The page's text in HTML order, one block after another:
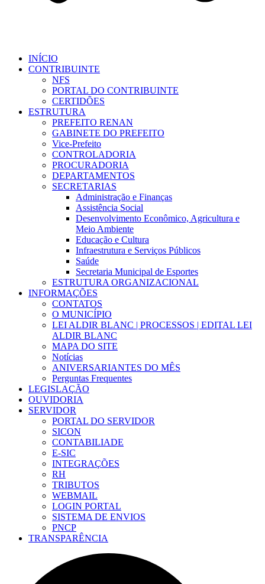
INÍCIO
CONTRIBUINTE
NFS
PORTAL DO CONTRIBUINTE
CERTIDÕES
ESTRUTURA
PREFEITO RENAN
GABINETE DO PREFEITO
Vice-Prefeito
CONTROLADORIA
PROCURADORIA
DEPARTAMENTOS
SECRETARIAS
Administração e Finanças
Assistência Social
Desenvolvimento Econômico, Agricultura e
Meio Ambiente
Educação e Cultura
Infraestrutura e Serviços Públicos
Saúde
Secretaria Municipal de Esportes
ESTRUTURA ORGANIZACIONAL
INFORMAÇÕES
CONTATOS
O MUNICÍPIO
LEI ALDIR BLANC | PROCESSOS | EDITAL LEI
ALDIR BLANC
MAPA DO SITE
Notícias
ANIVERSARIANTES DO MÊS
Perguntas Frequentes
LEGISLAÇÃO
OUVIDORIA
SERVIDOR
PORTAL DO SERVIDOR
SICON
CONTABILIADE
E-SIC
INTEGRAÇÕES
RH
TRIBUTOS
WEBMAIL
LOGIN PORTAL
SISTEMA DE ENVIOS
PNCP
TRANSPARÊNCIA